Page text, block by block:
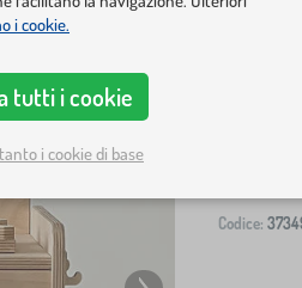
Spedizione
Codice:
i cookie.
tutti i cookie
i cookie di base